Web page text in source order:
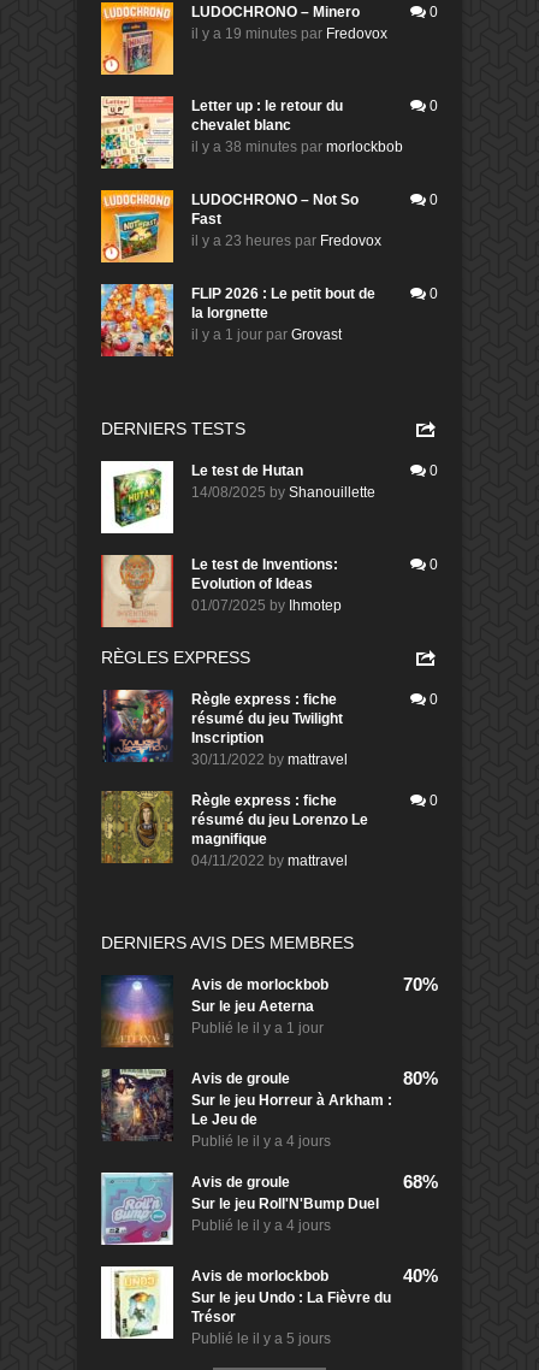
LUDOCHRONO – Minero
il y a 19 minutes par Fredovox
0
Letter up : le retour du
chevalet blanc
il y a 38 minutes par morlockbob
0
LUDOCHRONO – Not So
Fast
il y a 23 heures par Fredovox
0
FLIP 2026 : Le petit bout de
la lorgnette
il y a 1 jour par Grovast
0
DERNIERS TESTS
Le test de Hutan
14/08/2025 by Shanouillette
0
Le test de Inventions:
Evolution of Ideas
01/07/2025 by Ihmotep
0
RÈGLES EXPRESS
Règle express : fiche
résumé du jeu Twilight
Inscription
30/11/2022 by mattravel
0
Règle express : fiche
résumé du jeu Lorenzo Le
magnifique
04/11/2022 by mattravel
0
DERNIERS AVIS DES MEMBRES
Avis de morlockbob
Sur le jeu Aeterna
Publié le il y a 1 jour
70%
Avis de groule
Sur le jeu Horreur à Arkham :
Le Jeu de
Publié le il y a 4 jours
80%
Avis de groule
Sur le jeu Roll'N'Bump Duel
Publié le il y a 4 jours
68%
Avis de morlockbob
Sur le jeu Undo : La Fièvre du
Trésor
Publié le il y a 5 jours
40%